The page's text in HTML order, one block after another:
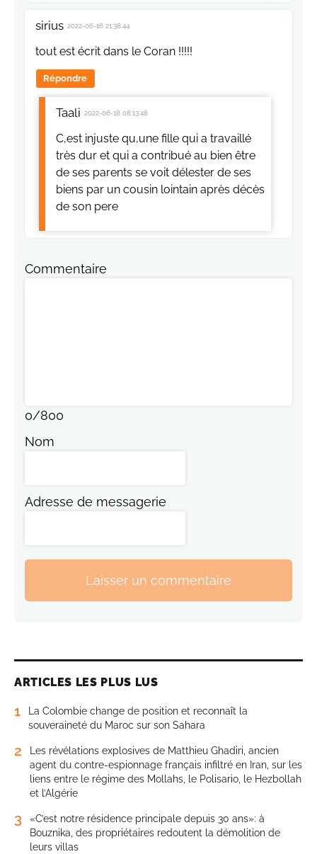
sirius 2022-06-16 21:38:44
tout est écrit dans le Coran !!!!!
Répondre
Taali 2022-06-18 08:13:48
C,est injuste qu,une fille qui a travaillé
très dur et qui a contribué au bien être
de ses parents se voit délester de ses
biens par un cousin lointain après décès
de son pere
Commentaire
0/800
Nom
Adresse de messagerie
Laisser un commentaire
ARTICLES LES PLUS LUS
1
La Colombie change de position et reconnaît la
souveraineté du Maroc sur son Sahara
2
Les révélations explosives de Matthieu Ghadiri, ancien
agent du contre-espionnage français infiltré en Iran, sur les
liens entre le régime des Mollahs, le Polisario, le Hezbollah
et l’Algérie
3
«C’est notre résidence principale depuis 30 ans»: à
Bouznika, des propriétaires redoutent la démolition de
leurs villas